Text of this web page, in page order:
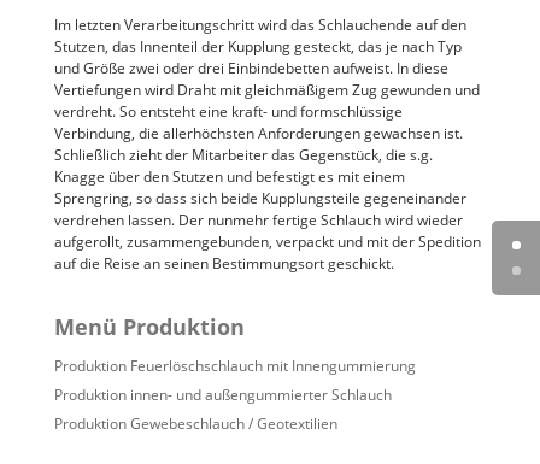
Im letzten Verarbeitungschritt wird das Schlauchende auf den
Stutzen, das Innenteil der Kupplung gesteckt, das je nach Typ
und Größe zwei oder drei Einbindebetten aufweist. In diese
Vertiefungen wird Draht mit gleichmäßigem Zug gewunden und
verdreht. So entsteht eine kraft- und formschlüssige
Verbindung, die allerhöchsten Anforderungen gewachsen ist.
Schließlich zieht der Mitarbeiter das Gegenstück, die s.g.
Knagge über den Stutzen und befestigt es mit einem
Sprengring, so dass sich beide Kupplungsteile gegeneinander
verdrehen lassen. Der nunmehr fertige Schlauch wird wieder
aufgerollt, zusammengebunden, verpackt und mit der Spedition
auf die Reise an seinen Bestimmungsort geschickt.
Menü Produktion
Produktion Feuerlöschschlauch mit Innengummierung
Produktion innen- und außengummierter Schlauch
Produktion Gewebeschlauch / Geotextilien